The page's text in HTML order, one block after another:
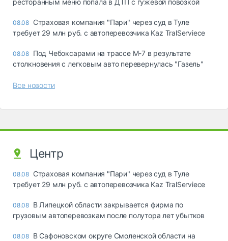
ресторанным меню попала в ДТП с гужевой повозкой
08.08 Страховая компания "Пари" через суд в Туле
требует 29 млн руб. с автоперевозчика Kaz TralServiece
08.08 Под Чебоксарами на трассе М-7 в результате
столкновения с легковым авто перевернулась "Газель"
Все новости
Центр
08.08 Страховая компания "Пари" через суд в Туле
требует 29 млн руб. с автоперевозчика Kaz TralServiece
08.08 В Липецкой области закрывается фирма по
грузовым автоперевозкам после полутора лет убытков
08.08 В Сафоновском округе Смоленской области на